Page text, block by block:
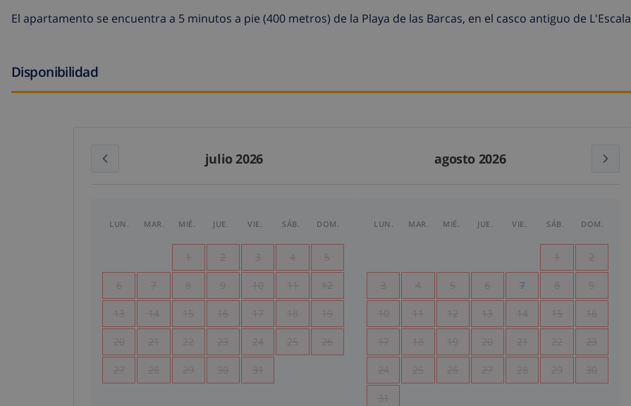
El apartamento se encuentra a 5 minutos a pie (400 metros) de la Playa de las Barcas, en el casco antiguo de L'Escala
Disponibilidad
julio 2026 agosto 2026
LUN. MAR. MIÉ. JUE. VIE. SÁB. DOM.
1 2 3 4 5
6 7 8 9 10 11 12
13 14 15 16 17 18 19
20 21 22 23 24 25 26
27 28 29 30 31
LUN. MAR. MIÉ. JUE. VIE. SÁB. DOM.
1 2
3 4 5 6 7 8 9
10 11 12 13 14 15 16
17 18 19 20 21 22 23
24 25 26 27 28 29 30
31